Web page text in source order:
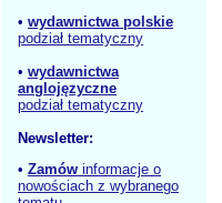
• wydawnictwa polskie
podział tematyczny
• wydawnictwa
anglojęzyczne
podział tematyczny
Newsletter:
• Zamów informacje o
nowościach z wybranego